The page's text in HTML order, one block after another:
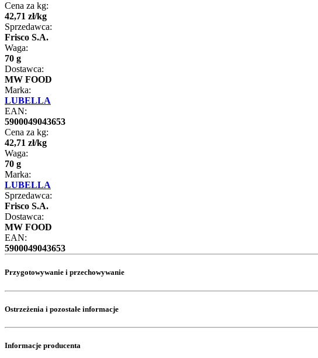
Cena za kg:
42,71 zł/kg
Sprzedawca:
Frisco S.A.
Waga:
70 g
Dostawca:
MW FOOD
Marka:
LUBELLA
EAN:
5900049043653
Cena za kg:
42,71 zł/kg
Waga:
70 g
Marka:
LUBELLA
Sprzedawca:
Frisco S.A.
Dostawca:
MW FOOD
EAN:
5900049043653
Przygotowywanie i przechowywanie
Ostrzeżenia i pozostałe informacje
Informacje producenta